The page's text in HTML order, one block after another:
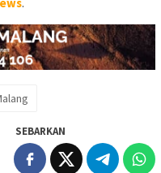
.
SEBARKAN